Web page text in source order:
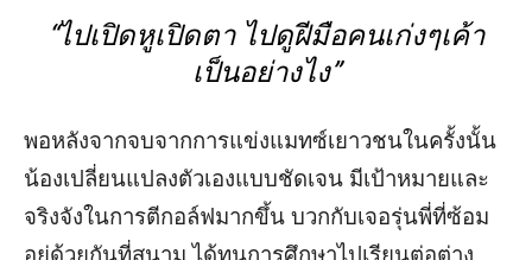
“ไปเปิดหูเปิดตา ไปดูฝีมือคนเก่งๆเค้า
เป็นอย่างไง”
พอหลังจากจบจากการแข่งแมทซ์เยาวชนในครั้งนั้น
น้องเปลี่ยนแปลงตัวเองแบบชัดเจน มีเป้าหมายและ
จริงจังในการตีกอล์ฟมากขึ้น บวกกับเจอรุ่นพี่ที่ซ้อม